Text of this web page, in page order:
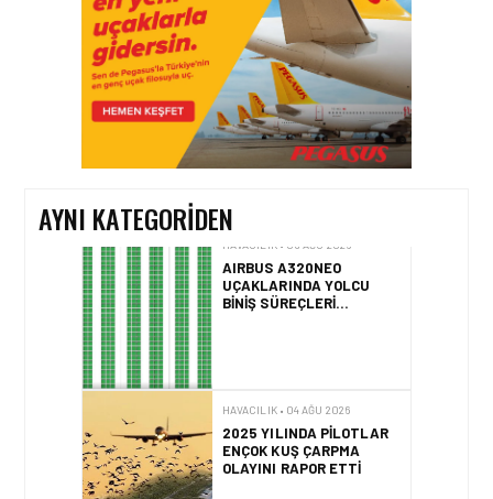
AYNI KATEGORIDEN
HAVACILIK • 05 AĞU 2026
ÇELEBI HAVACILIK
MACARISTAN’DAN
BUDAPEŞTE GÖNÜLLÜ
KURTARMA BIRLIĞI’NE
ANLAMLI DESTEK!
HAVACILIK • 05 AĞU 2026
AIRBUS A320NEO
UÇAKLARINDA YOLCU
BINIŞ SÜREÇLERI
HAVACILIK • 04 AĞU 2026
2025 YILINDA PILOTLAR
ENÇOK KUŞ ÇARPMA
OLAYINI RAPOR ETTI